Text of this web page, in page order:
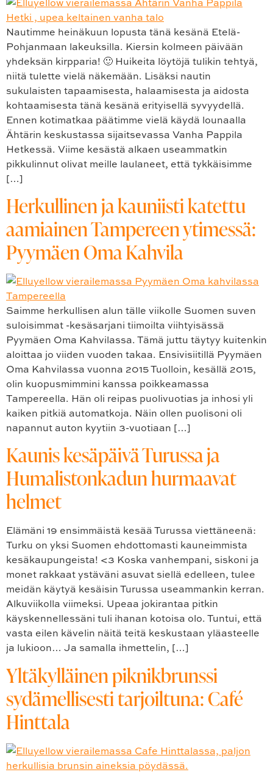
Nautimme heinäkuun lopusta tänä kesänä Etelä-
Pohjanmaan lakeuksilla. Kiersin kolmeen päivään
yhdeksän kirpparia! 🙂 Huikeita löytöjä tulikin tehtyä,
niitä tulette vielä näkemään. Lisäksi nautin
sukulaisten tapaamisesta, halaamisesta ja aidosta
kohtaamisesta tänä kesänä erityisellä syvyydellä.
Ennen kotimatkaa päätimme vielä käydä lounaalla
Ähtärin keskustassa sijaitsevassa Vanha Pappila
Hetkessä. Viime kesästä alkaen useammatkin
pikkulinnut olivat meille laulaneet, että tykkäisimme
[…]
Herkullinen ja kauniisti katettu
aamiainen Tampereen ytimessä:
Pyymäen Oma Kahvila
Saimme herkullisen alun tälle viikolle Suomen suven
suloisimmat -kesäsarjani tiimoilta viihtyisässä
Pyymäen Oma Kahvilassa. Tämä juttu täytyy kuitenkin
aloittaa jo viiden vuoden takaa. Ensivisiitillä Pyymäen
Oma Kahvilassa vuonna 2015 Tuolloin, kesällä 2015,
olin kuopusmimmini kanssa poikkeamassa
Tampereella. Hän oli reipas puolivuotias ja inhosi yli
kaiken pitkiä automatkoja. Näin ollen puolisoni oli
napannut auton kyytiin 3-vuotiaan […]
Kaunis kesäpäivä Turussa ja
Humalistonkadun hurmaavat
helmet
Elämäni 19 ensimmäistä kesää Turussa viettäneenä:
Turku on yksi Suomen ehdottomasti kauneimmista
kesäkaupungeista! <3 Koska vanhempani, siskoni ja
monet rakkaat ystäväni asuvat siellä edelleen, tulee
meidän käytyä kesäisin Turussa useammankin kerran.
Alkuviikolla viimeksi. Upeaa jokirantaa pitkin
käyskennellessäni tuli ihanan kotoisa olo. Tuntui, että
vasta eilen kävelin näitä teitä keskustaan yläasteelle
ja lukioon… Ja samalla ihmettelin, […]
Yltäkylläinen piknikbrunssi
sydämellisesti tarjoiltuna: Café
Hinttala